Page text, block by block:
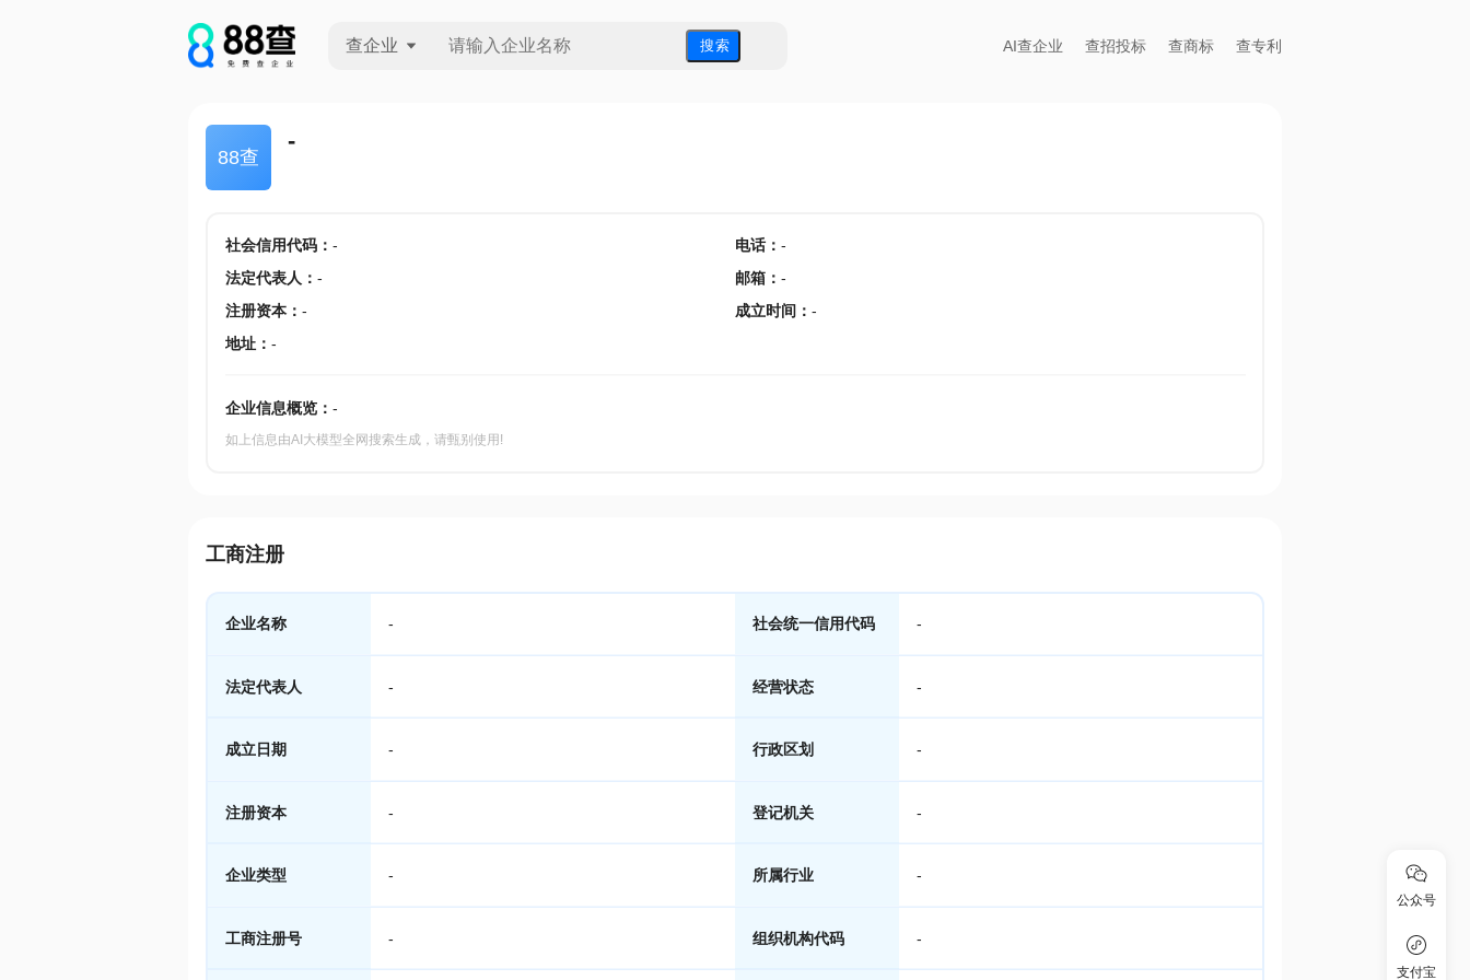
查企业 搜 索 AI查企业 查招投标 查商标 查专利
88查
-
社会信用代码： - 电话： -
法定代表人 ： - 邮箱 ： -
注册资本： - 成立时间 ： -
地址： -
企业信息概览： -
如上信息由AI大模型全网搜索生成，请甄别使用!
工商注册
企业名称 - 社会统一信用代码 -
法定代表人 - 经营状态 -
成立日期 - 行政区划 -
注册资本 - 登记机关 -
企业类型 - 所属行业 -
工商注册号 - 组织机构代码 -
公众号
支付宝